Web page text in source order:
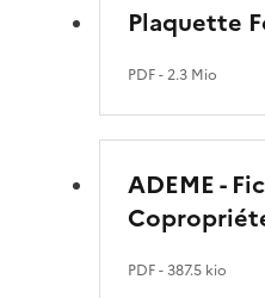
Plaquette
PDF- 2.3 Mio
ADEME -
PDF- 387.5 kio